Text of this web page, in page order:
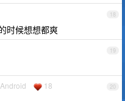
18
时候想想都爽
19
20
18